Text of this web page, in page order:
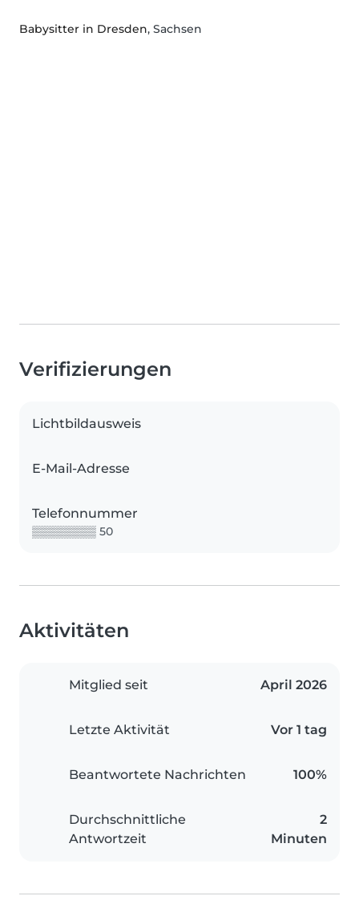
Babysitter in Dresden, Sachsen
Verifizierungen
Lichtbildausweis
E-Mail-Adresse
Telefonnummer
▒▒▒▒▒▒▒▒ 50
Aktivitäten
Mitglied seit April 2026
Letzte Aktivität Vor 1 tag
Beantwortete Nachrichten 100%
Durchschnittliche
Antwortzeit
2
Minuten